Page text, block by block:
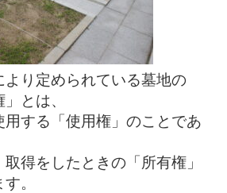
より定められている墓地の
」とは、
用する「使用権」のことであ
得をしたときの「所有権」
。